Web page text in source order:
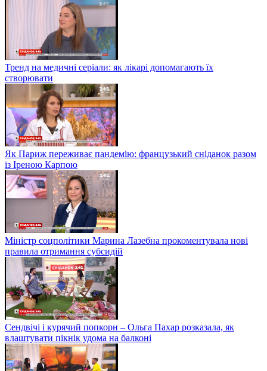
Тренд на медичні серіали: як лікарі допомагають їх
створювати
Як Париж переживає пандемію: французький сніданок разом
із Іреною Карпою
Міністр соцполітики Марина Лазебна прокоментувала нові
правила отримання субсидій
Сендвічі і курячий попкорн – Ольга Пахар розказала, як
влаштувати пікнік удома на балконі